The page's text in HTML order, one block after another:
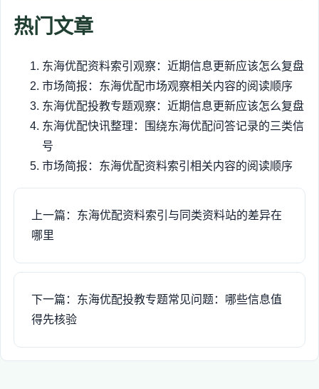
热门文章
东海优配资料索引观察：近期信息更新应该怎么复盘
市场简报：东海优配市场观察相关内容的阅读顺序
东海优配投教专题观察：近期信息更新应该怎么复盘
东海优配快讯整理：围绕东海优配问答记录的三类信
号
市场简报：东海优配资料索引相关内容的阅读顺序
上一篇：东海优配资料索引与同类资料站的差异在
哪里
下一篇：东海优配投教专题常见问题：哪些信息值
得先核验